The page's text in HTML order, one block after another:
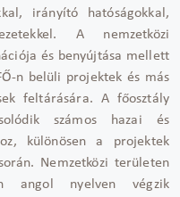
irányító hatóságokkal,
A nemzetközi
és benyújtása mellett
n belüli projektek és más
feltárására. A főosztály
számos hazai és
különösen a projektek
Nemzetközi területen
angol nyelven végzik